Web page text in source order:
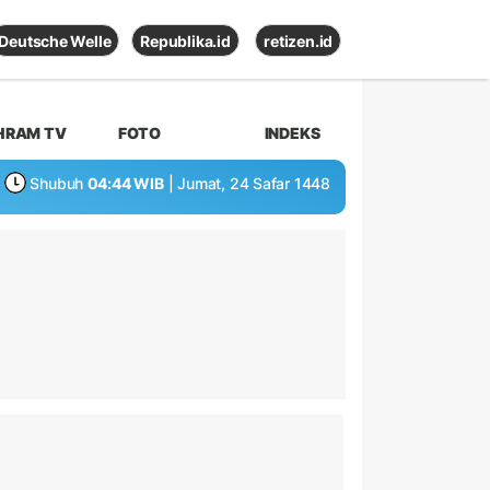
Deutsche Welle Republika.id retizen.id
TV FOTO INDEKS
Shubuh 04:44 WIB | Jumat, 24 Safar 1448